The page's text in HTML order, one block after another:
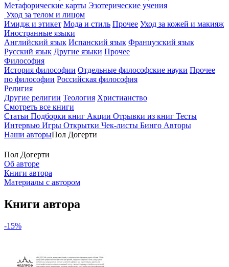
Метафорические карты Эзотерические учения
Уход за телом и лицом
Имидж и этикет Мода и стиль Прочее Уход за кожей и макияж
Иностранные языки
Английский язык Испанский язык Французский язык
Русский язык Другие языки Прочее
Философия
История философии Отдельные философские науки Прочее
по философии Российская философия
Религия
Другие религии Теология Христианство
Смотреть все книги
Статьи Подборки книг Акции Отрывки из книг Тесты
Интервью Игры Открытки Чек-листы Бинго Авторы
Наши авторыПол Догерти
Пол Догерти
Об авторе
Книги автора
Материалы с автором
Книги автора
-15%